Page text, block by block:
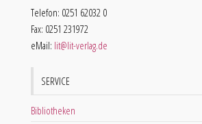
Telefon: 0251 62032 0
Fax: 0251 231972
eMail: lit@lit-verlag.de
SERVICE
Bibliotheken